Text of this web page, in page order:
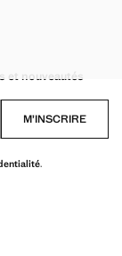
% COTON IMPRIMÉ
% COTON IMPRIMÉ
% COTON IMPRIMÉ
et nouveautés
M’INSCRIRE
.